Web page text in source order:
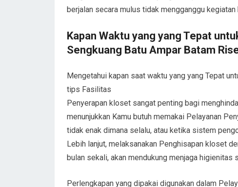
berjalan secara mulus tidak mengganggu kegiatan
Kapan Waktu yang yang Tepat
Sengkuang Batu Ampar Batam
Mengetahui kapan saat waktu yang yang Tepat
tips Fasilitas
Penyerapan kloset sangat penting bagi
menunjukkan Kamu butuh memakai Pelayanan
tidak enak dimana selalu, atau ketika sistem
Lebih lanjut, melaksanakan Penghisapan kloset
bulan sekali, akan mendukung menjaga higienitas
Perlengkapan yang dipakai digunakan dalam